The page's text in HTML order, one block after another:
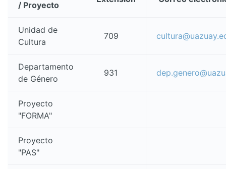
/ Proyecto
Unidad de
Cultura
709
Departamento
de Género
931
Proyecto
"FORMA"
Proyecto
"PAS"